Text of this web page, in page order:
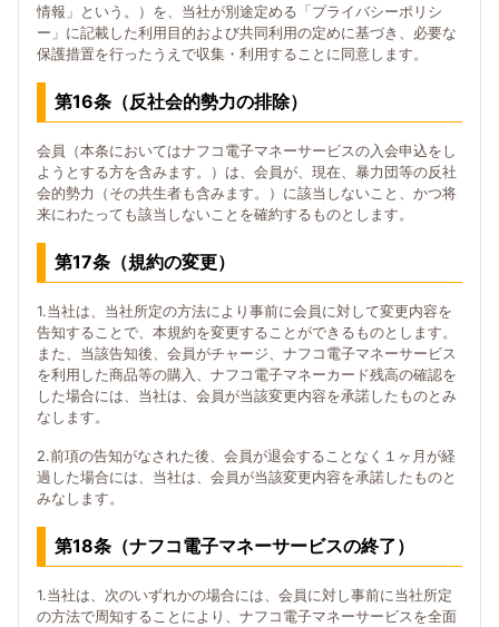
情報」という。）を、当社が別途定める「プライバシーポリシ
ー」に記載した利用目的および共同利用の定めに基づき、必要な
保護措置を行ったうえで収集・利用することに同意します。
第16条（反社会的勢力の排除）
会員（本条においてはナフコ電子マネーサービスの入会申込をし
ようとする方を含みます。）は、会員が、現在、暴力団等の反社
会的勢力（その共生者も含みます。）に該当しないこと、かつ将
来にわたっても該当しないことを確約するものとします。
第17条（規約の変更）
1.当社は、当社所定の方法により事前に会員に対して変更内容を
告知することで、本規約を変更することができるものとします。
また、当該告知後、会員がチャージ、ナフコ電子マネーサービス
を利用した商品等の購入、ナフコ電子マネーカード残高の確認を
した場合には、当社は、会員が当該変更内容を承諾したものとみ
なします。
2.前項の告知がなされた後、会員が退会することなく１ヶ月が経
過した場合には、当社は、会員が当該変更内容を承諾したものと
みなします。
第18条（ナフコ電子マネーサービスの終了）
1.当社は、次のいずれかの場合には、会員に対し事前に当社所定
の方法で周知することにより、ナフコ電子マネーサービスを全面